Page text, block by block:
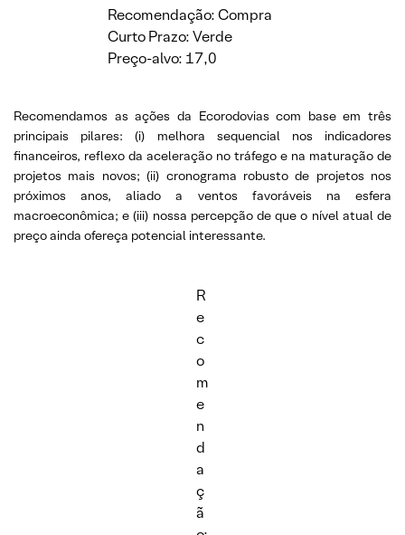
Recomendação: Compra
Curto Prazo: Verde
Preço-alvo: 17,0
Recomendamos as ações da Ecorodovias com base em três
principais pilares: (i) melhora sequencial nos indicadores
financeiros, reflexo da aceleração no tráfego e na maturação de
projetos mais novos; (ii) cronograma robusto de projetos nos
próximos anos, aliado a ventos favoráveis na esfera
macroeconômica; e (iii) nossa percepção de que o nível atual de
preço ainda ofereça potencial interessante.
R
e
c
o
m
e
n
d
a
ç
ã